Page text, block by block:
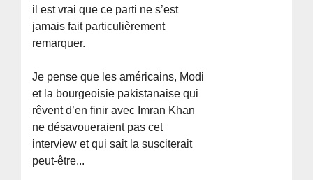
il est vrai que ce parti ne s’est
jamais fait particulièrement
remarquer.
Je pense que les américains, Modi
et la bourgeoisie pakistanaise qui
rêvent d’en finir avec Imran Khan
ne désavoueraient pas cet
interview et qui sait la susciterait
peut-être...